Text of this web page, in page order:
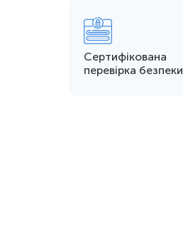
Сертифікована
перевірка безпеки